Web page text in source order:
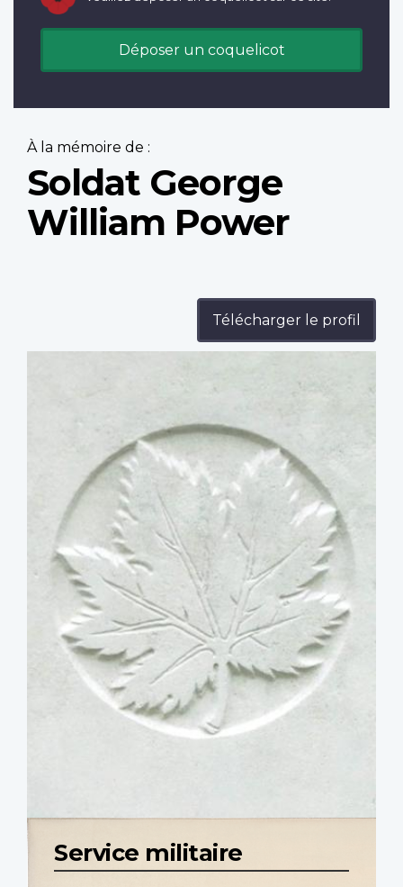
Déposer un coquelicot
À la mémoire de :
Soldat George
William Power
Télécharger le profil
Service militaire